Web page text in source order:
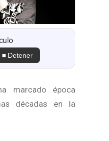
■ Detener
marcado época
décadas en la